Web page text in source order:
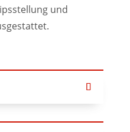
und